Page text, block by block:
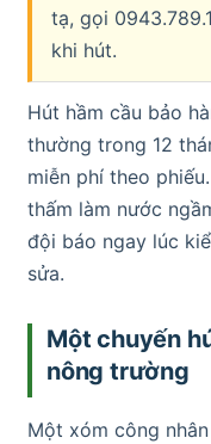
tạ, gọi
khi hút.
Hút hầm cầu bảo
thường trong 12
miễn phí theo
thấm làm nước
đội báo ngay lúc
sửa.
Một chuyến
nông trường
Một xóm công